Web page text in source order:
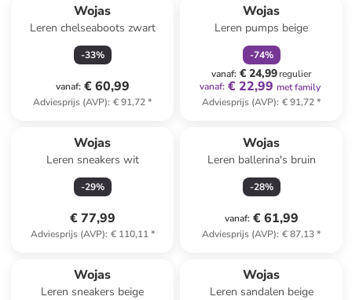
Wojas
Leren chelseaboots zwart
-33%
vanaf: € 60,99
Adviesprijs (AVP): € 91,72*
Wojas
Leren pumps beige
-74%
vanaf: € 24,99regulier
vanaf: € 22,99 met family
Adviesprijs (AVP): € 91,72*
Wojas
Leren sneakers wit
-29%
€ 77,99
Adviesprijs (AVP): € 110,11*
Wojas
Leren ballerina's bruin
-28%
vanaf: € 61,99
Adviesprijs (AVP): € 87,13*
Wojas
Leren sneakers beige
Wojas
Leren sandalen beige